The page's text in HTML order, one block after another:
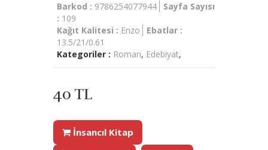
Barkod : 9786254077944
Sayfa Sayısı
: 109
Kağıt Kalitesi : Enzo
Ebatlar :
13.5/21/0.61
Kategoriler : Roman, Edebiyat,
40 TL
İnsancıl Kitap